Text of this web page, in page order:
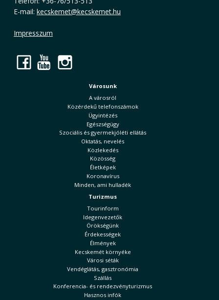
E-mail: kecskemet@kecskemet.hu
Impresszum
Facebook
YouTube
Városunk
A városról
Közérdekű telefonszámok
Ügyintézés
Egészségügy
Szociális és gyermekjóléti ellátás
Oktatás, nevelés
Közlekedés
Közösség
Életképek
Koronavírus
Minden, ami hulladék
Turizmus
Tourinform
Idegenvezetők
Örökségünk
Érdekességek
Élmények
Kecskemét környéke
Városi séták
Vendéglátás, gasztronómia
Szállás
Konferencia- és rendezvényturizmus
Hasznos infók